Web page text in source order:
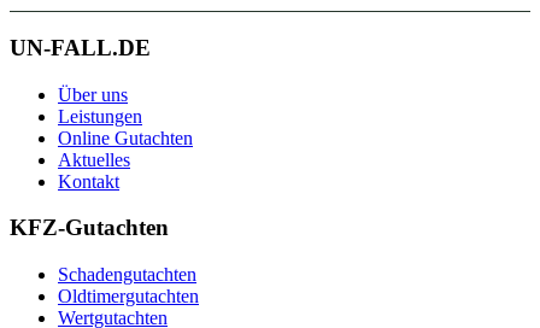
UN-FALL.DE
Über uns
Leistungen
Online Gutachten
Aktuelles
Kontakt
KFZ-Gutachten
Schadengutachten
Oldtimergutachten
Wertgutachten